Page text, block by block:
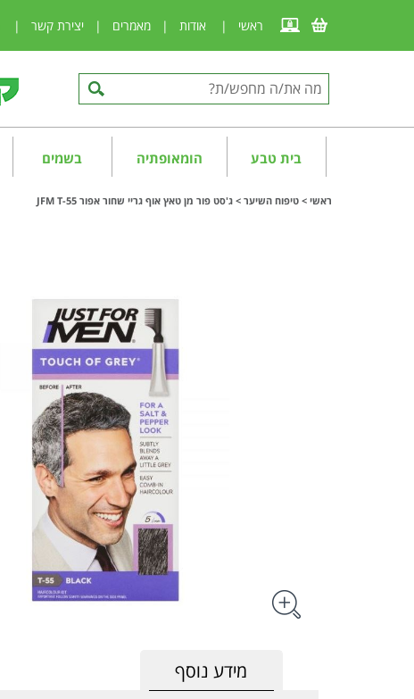
ראשי | אודות | מאמרים | יצירת קשר |
בית טבע הומאופתיה בשמים
ראשי > טיפוח השיער > ג'סט פור מן טאץ אוף גריי שחור אפור JFM T-55
מידע נוסף